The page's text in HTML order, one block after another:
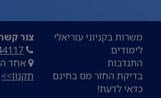
משרות בקניוני עזריאלי
לימודים
התנדבות
בדיקת החזר מס בחינם
כדאי לדעת!
צור
אחד העם 9,
תקנון>>